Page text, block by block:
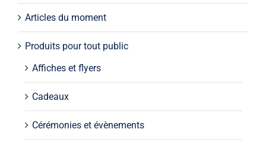
Articles du moment
Produits pour tout public
Affiches et flyers
Cadeaux
Cérémonies et évènements